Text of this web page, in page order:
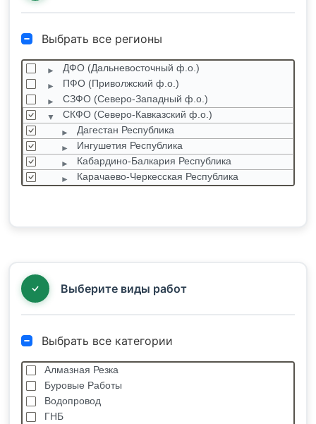
Выбрать все регионы
ДФО (Дальневосточный ф.о.)
ПФО (Приволжский ф.о.)
СЗФО (Северо-Западный ф.о.)
СКФО (Северо-Кавказский ф.о.)
Дагестан Республика
Ингушетия Республика
Кабардино-Балкария Республика
Карачаево-Черкесская Республика
Выберите виды работ
Выбрать все категории
Алмазная Резка
Буровые Работы
Водопровод
ГНБ